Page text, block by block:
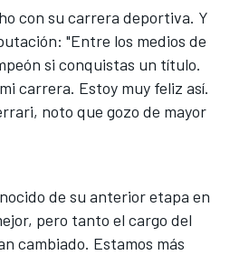
con su carrera deportiva. Y
"Entre los medios de
si conquistas un título.
carrera. Estoy muy feliz así.
noto que gozo de mayor
de su anterior etapa en
pero tanto el cargo del
cambiado. Estamos más